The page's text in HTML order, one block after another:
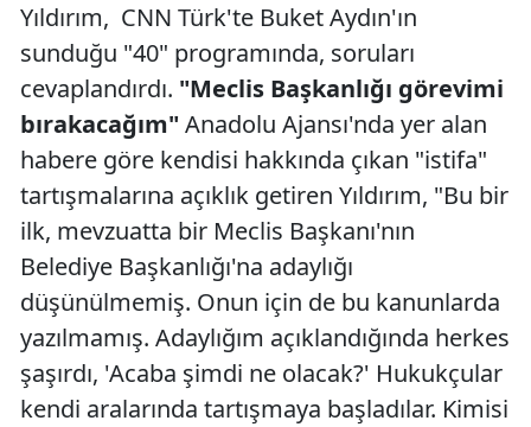
Yıldırım, CNN Türk'te Buket Aydın'ın
sunduğu "40" programında, soruları
cevaplandırdı. "Meclis Başkanlığı görevimi
bırakacağım" Anadolu Ajansı'nda yer alan
habere göre kendisi hakkında çıkan "istifa"
tartışmalarına açıklık getiren Yıldırım, "Bu bir
ilk, mevzuatta bir Meclis Başkanı'nın
Belediye Başkanlığı'na adaylığı
düşünülmemiş. Onun için de bu kanunlarda
yazılmamış. Adaylığım açıklandığında herkes
şaşırdı, 'Acaba şimdi ne olacak?' Hukukçular
kendi aralarında tartışmaya başladılar. Kimisi